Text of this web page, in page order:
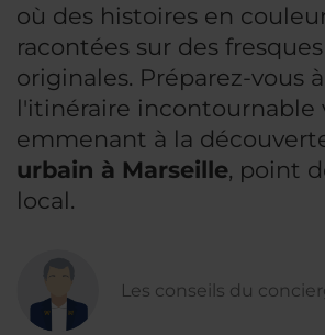
où des histoires en
racontées sur des
originales. Préparez-vous
l'itinéraire incontournable
emmenant à la
urbain à Marseille, point
local.
Les conseils du